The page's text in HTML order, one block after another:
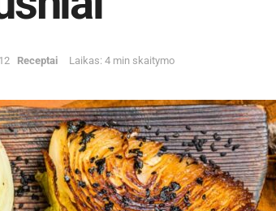
Receptai Laikas: 4 min skaitymo